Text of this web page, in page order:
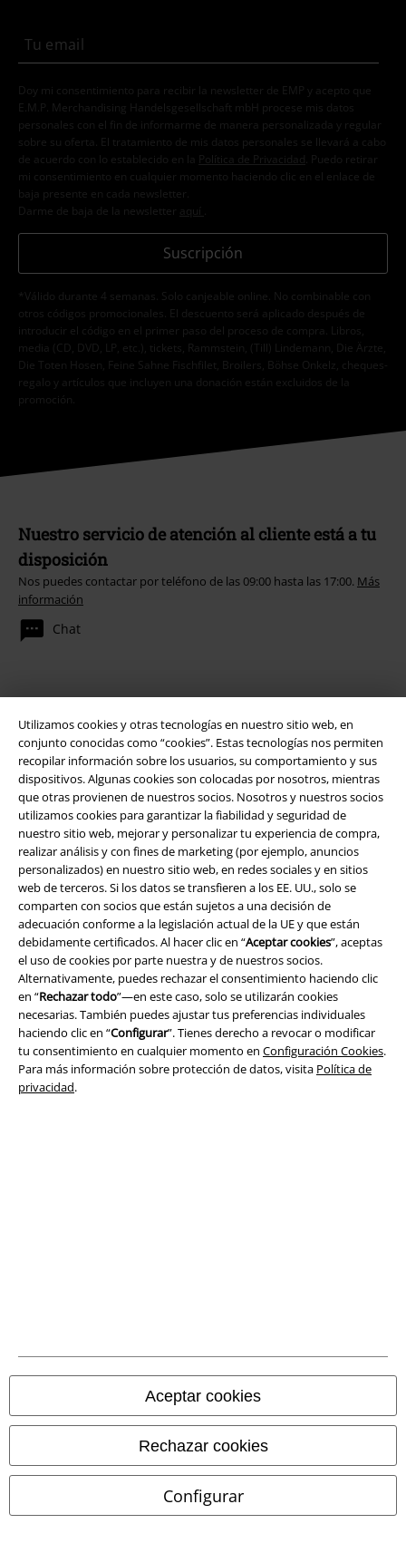
Utilizamos cookies y otras tecnologías en nuestro sitio web, en
conjunto conocidas como “cookies”. Estas tecnologías nos permiten
recopilar información sobre los usuarios, su comportamiento y sus
dispositivos. Algunas cookies son colocadas por nosotros, mientras
que otras provienen de nuestros socios. Nosotros y nuestros socios
utilizamos cookies para garantizar la fiabilidad y seguridad de
nuestro sitio web, mejorar y personalizar tu experiencia de compra,
realizar análisis y con fines de marketing (por ejemplo, anuncios
personalizados) en nuestro sitio web, en redes sociales y en sitios
web de terceros. Si los datos se transfieren a los EE. UU., solo se
comparten con socios que están sujetos a una decisión de
adecuación conforme a la legislación actual de la UE y que están
debidamente certificados. Al hacer clic en “Aceptar cookies”, aceptas
el uso de cookies por parte nuestra y de nuestros socios.
Alternativamente, puedes rechazar el consentimiento haciendo clic
en “Rechazar todo”—en este caso, solo se utilizarán cookies
necesarias. También puedes ajustar tus preferencias individuales
haciendo clic en “Configurar”. Tienes derecho a revocar o modificar
tu consentimiento en cualquier momento en Configuración Cookies.
Para más información sobre protección de datos, visita Política de
privacidad.
Aceptar cookies
Rechazar cookies
Configurar
Doy mi consentimiento para recibir la newsletter de EMP y acepto que
E.M.P. Merchandising Handelsgesellschaft mbH procese mis datos
personales con el fin de informarme de manera personalizada y regular
sobre su oferta. El tratamiento de mis datos personales se llevará a cabo
de acuerdo con lo establecido en la
Política de Privacidad . Puedo retirar
mi consentimiento en cualquier momento haciendo clic en el enlace de
baja presente en cada newsletter.
Darme de baja de la newsletter
aquí
Suscripción
*Válido durante 4 semanas. Solo canjeable online. No combinable con
otros códigos promocionales. El descuento será aplicado después de
introducir el código en el primer paso del proceso de compra. Libros,
media (CD, DVD, LP, etc.), tickets, Rammstein, (Till) Lindemann, Die Ärzte,
Die Toten Hosen, Feine Sahne Fischfilet, Broilers, Böhse Onkelz, cheques-
regalo y artículos que incluyen una donación están excluidos de la
promoción.
Nuestro servicio de atención al cliente está a tu
disposición
Nos puedes contactar por teléfono de las 09:00 hasta las 17:00. Más
información
Chat
Servicio Atención al Cliente
Ayuda (FAQ)
Política de Devolución
Devolver un artículo
Información de tallas generales
Cancelar mi membresía BSC
Métodos de pago
Descuentos para ti
Concursos
Cheques Regalo
Sostenibilidad